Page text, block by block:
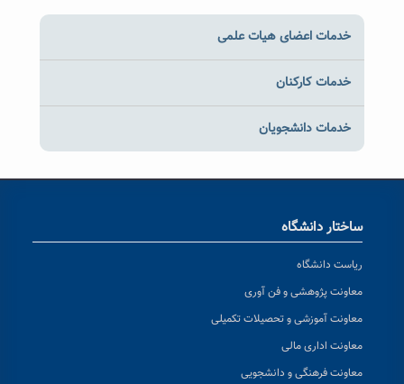
خدمات اعضای هیات علمی
خدمات کارکنان
خدمات دانشجویان
ساختار دانشگاه
ریاست دانشگاه
معاونت پژوهشی و فن آوری
معاونت آموزشی و تحصیلات تکمیلی
معاونت اداری مالی
معاونت فرهنگی و دانشجویی